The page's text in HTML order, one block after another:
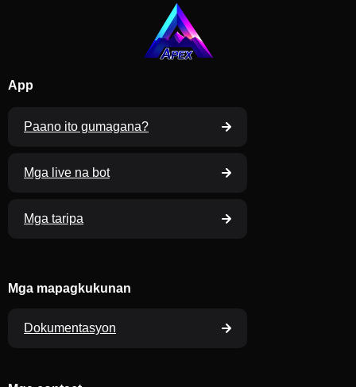
App
Paano ito gumagana?
Mga mapagkukunan
Mga live na bot
Mga taripa
Dokumentasyon